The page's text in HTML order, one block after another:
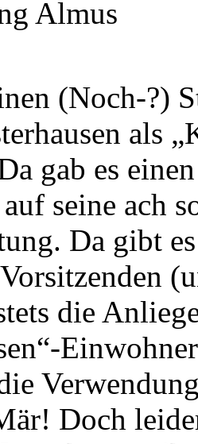
Almus
(Noch-?)
als
gab es
seine ach
Da gibt
die
Doch